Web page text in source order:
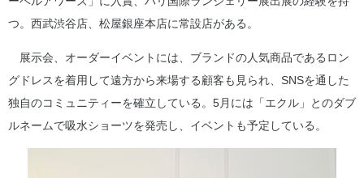
つ。西武渋谷店、松屋銀座本店に常設店がある。
展示会、オーダーイベントには、ブランドの人気商品であるロン
グドレスを着用して遠方から来場する顧客も見られ、SNSを通した
独自のコミュニティーを確立している。5月には「エクル」とのダブ
ルネームで吸水ショーツを発売し、イベントも予定している。